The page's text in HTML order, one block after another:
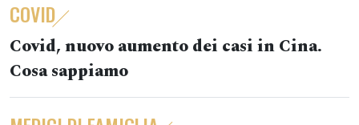
COVID
Covid, nuovo aumento dei casi in Cina.
Cosa sappiamo